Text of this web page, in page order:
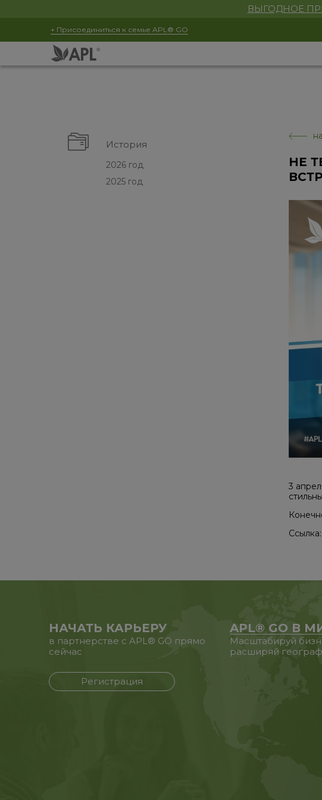
ВЫГОДНОЕ
+ Присоединиться к семье APL® GO
История
2026 год
2025 год
НЕ
3
Ссылка:
НАЧАТЬ КАРЬЕРУ
в партнерстве с APL® GO прямо
сейчас
Регистрация
APL® GO В
Масштабируй
расширяй